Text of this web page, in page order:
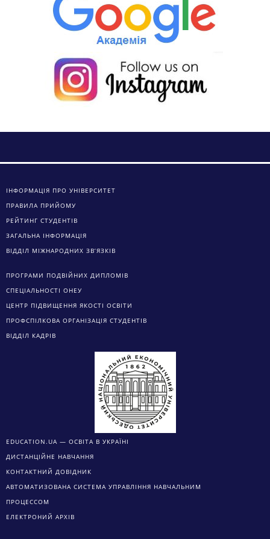
ІНФОРМАЦІЯ ПРО УНІВЕРСИТЕТ
ПРАВИЛА ПРИЙОМУ
РЕЙТИНГ СТУДЕНТІВ
ЗАГАЛЬНА ІНФОРМАЦІЯ
ВІДДІЛ МІЖНАРОДНИХ ЗВ’ЯЗКІВ
ПРОГРАМИ ПОДВІЙНИХ ДИПЛОМІВ
СПЕЦІАЛЬНОСТІ ОНЕУ
ЦЕНТР ПІДВИЩЕННЯ ЯКОСТІ ОСВІТИ
ПРОФСПІЛКОВА ОРГАНІЗАЦІЯ СТУДЕНТІВ
ВІДДІЛ КАДРІВ
EDUCATION.UA — ОСВІТА В УКРАЇНІ
ДИСТАНЦІЙНЕ НАВЧАННЯ
КОНТАКТНИЙ ДОВІДНИК
АВТОМАТИЗОВАНА СИСТЕМА УПРАВЛІННЯ НАВЧАЛЬНИМ
ПРОЦЕССОМ
ЕЛЕКТРОНИЙ АРХІВ